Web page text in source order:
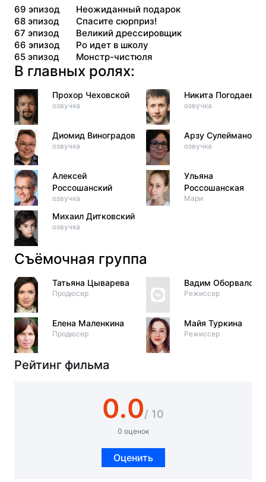
69 эпизод
Неожиданный подарок
68 эпизод
Спасите сюрприз!
67 эпизод
Великий дрессировщик
66 эпизод
Ро идет в школу
65 эпизод Монстр-чистюля
В главных ролях:
Прохор Чеховской
озвучка
Диомид Виноградов
озвучка
Алексей
Россошанский
озвучка
Михаил Дитковский
озвучка
Никита Погодаев
озвучка
Арзу Сулейманова
озвучка
Ульяна
Россошанская
Мари
Съёмочная группа
Татьяна Цыварева
Продюсер
Елена Маленкина
Продюсер
Вадим Оборвалов
Режиссер
Майя Туркина
Режиссер
Рейтинг фильма
0.0/ 10
0 оценок
Оценить